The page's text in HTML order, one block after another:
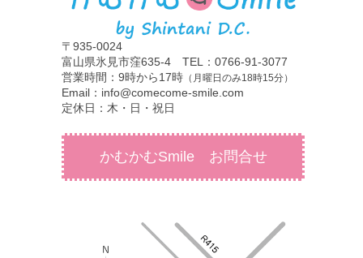
〒935-0024
富山県氷見市窪635-4 TEL：0766-91-3077
営業時間：9時から17時 （月曜日のみ18時15分）
Email：info@comecome-smile.com
定休日：木・日・祝日
かむかむSmile お問合せ